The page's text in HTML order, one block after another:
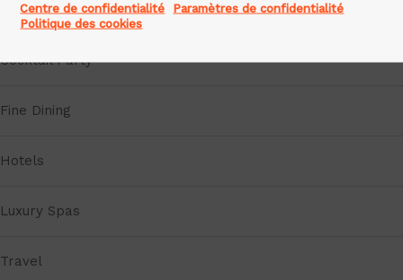
City Breaks
Cocktail Party
Fine Dining
Hotels
Luxury Spas
Travel
Centre de confidentialité
Paramètres de confidentialité
Politique des cookies